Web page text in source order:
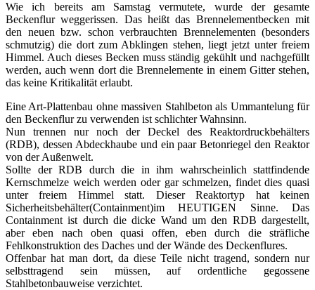
Wie ich bereits am Samstag vermutete, wurde der gesamte
Beckenflur weggerissen. Das heißt das Brennelementbecken mit
den neuen bzw. schon verbrauchten Brennelementen (besonders
schmutzig) die dort zum Abklingen stehen, liegt jetzt unter freiem
Himmel. Auch dieses Becken muss ständig gekühlt und nachgefüllt
werden, auch wenn dort die Brennelemente in einem Gitter stehen,
das keine Kritikalität erlaubt.
Eine Art-Plattenbau ohne massiven Stahlbeton als Ummantelung für
den Beckenflur zu verwenden ist schlichter Wahnsinn.
Nun trennen nur noch der Deckel des Reaktordruckbehälters
(RDB), dessen Abdeckhaube und ein paar Betonriegel den Reaktor
von der Außenwelt.
Sollte der RDB durch die in ihm wahrscheinlich stattfindende
Kernschmelze weich werden oder gar schmelzen, findet dies quasi
unter freiem Himmel statt. Dieser Reaktortyp hat keinen
Sicherheitsbehälter(Containment)im HEUTIGEN Sinne. Das
Containment ist durch die dicke Wand um den RDB dargestellt,
aber eben nach oben quasi offen, eben durch die sträfliche
Fehlkonstruktion des Daches und der Wände des Deckenflures.
Offenbar hat man dort, da diese Teile nicht tragend, sondern nur
selbsttragend sein müssen, auf ordentliche gegossene
Stahlbetonbauweise verzichtet.